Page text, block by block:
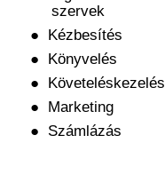
szervek
● Kézbesítés
● Könyvelés
● Követeléskezelés
● Marketing
● Számlázás